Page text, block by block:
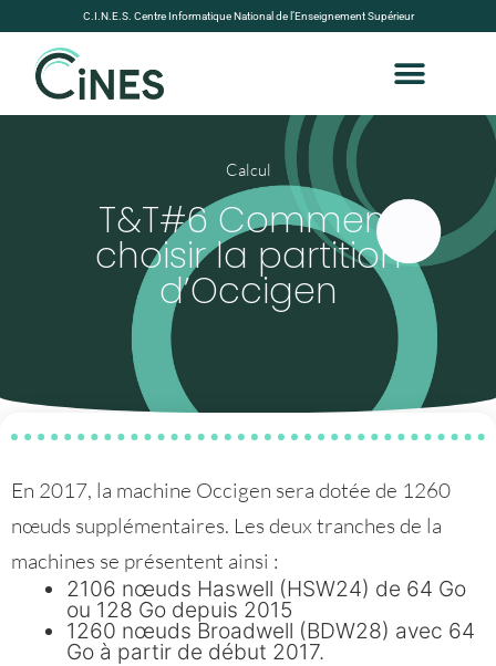
C.I.N.E.S. Centre Informatique National de l’Enseignement Supérieur
Calcul
T&T#6 Comment
choisir la partition
d’Occigen
En 2017, la machine Occigen sera dotée de 1260
nœuds supplémentaires. Les deux tranches de la
machines se présentent ainsi :
2106 nœuds Haswell (HSW24) de 64 Go
ou 128 Go depuis 2015
1260 nœuds Broadwell (BDW28) avec 64
Go à partir de début 2017.